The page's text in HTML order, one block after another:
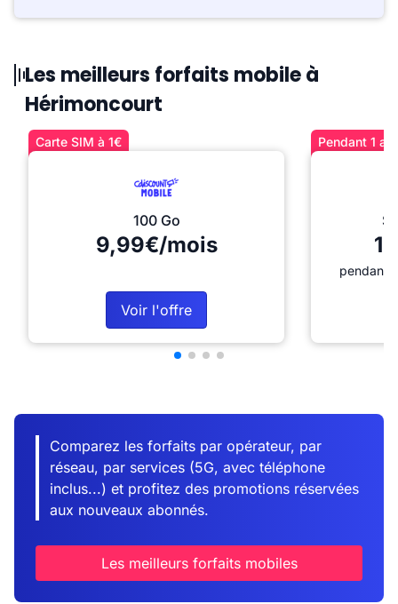
Les meilleurs forfaits mobile à
Hérimoncourt
Carte SIM à 1€
100 Go
9,99€/mois
Voir l'offre
Pendant 1
pendant
Comparez les forfaits par opérateur, par
réseau, par services (5G, avec téléphone
inclus...) et profitez des promotions réservées
aux nouveaux abonnés.
Les meilleurs forfaits mobiles